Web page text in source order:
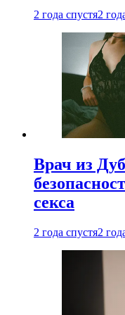
2 года спустя2
Врач из
секса
2 года спустя2